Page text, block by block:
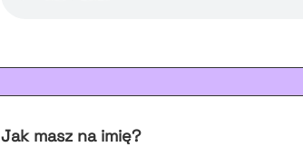
Jak masz na imię?